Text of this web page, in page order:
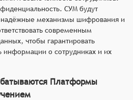
СУМ будут
механизмы шифрования и
современным
чтобы гарантировать
информации о сотрудниках и их
Платформы